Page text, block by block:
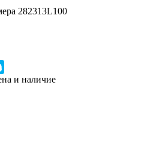
282313L100
и наличие